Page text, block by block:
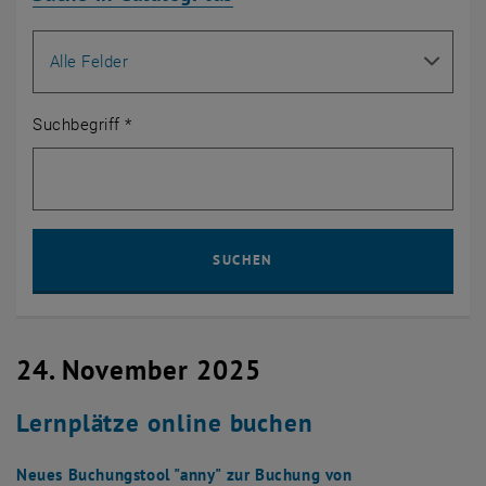
Suchbegriff *
SUCHEN
24. November 2025
Lernplätze online buchen
Neues Buchungstool "anny" zur Buchung von